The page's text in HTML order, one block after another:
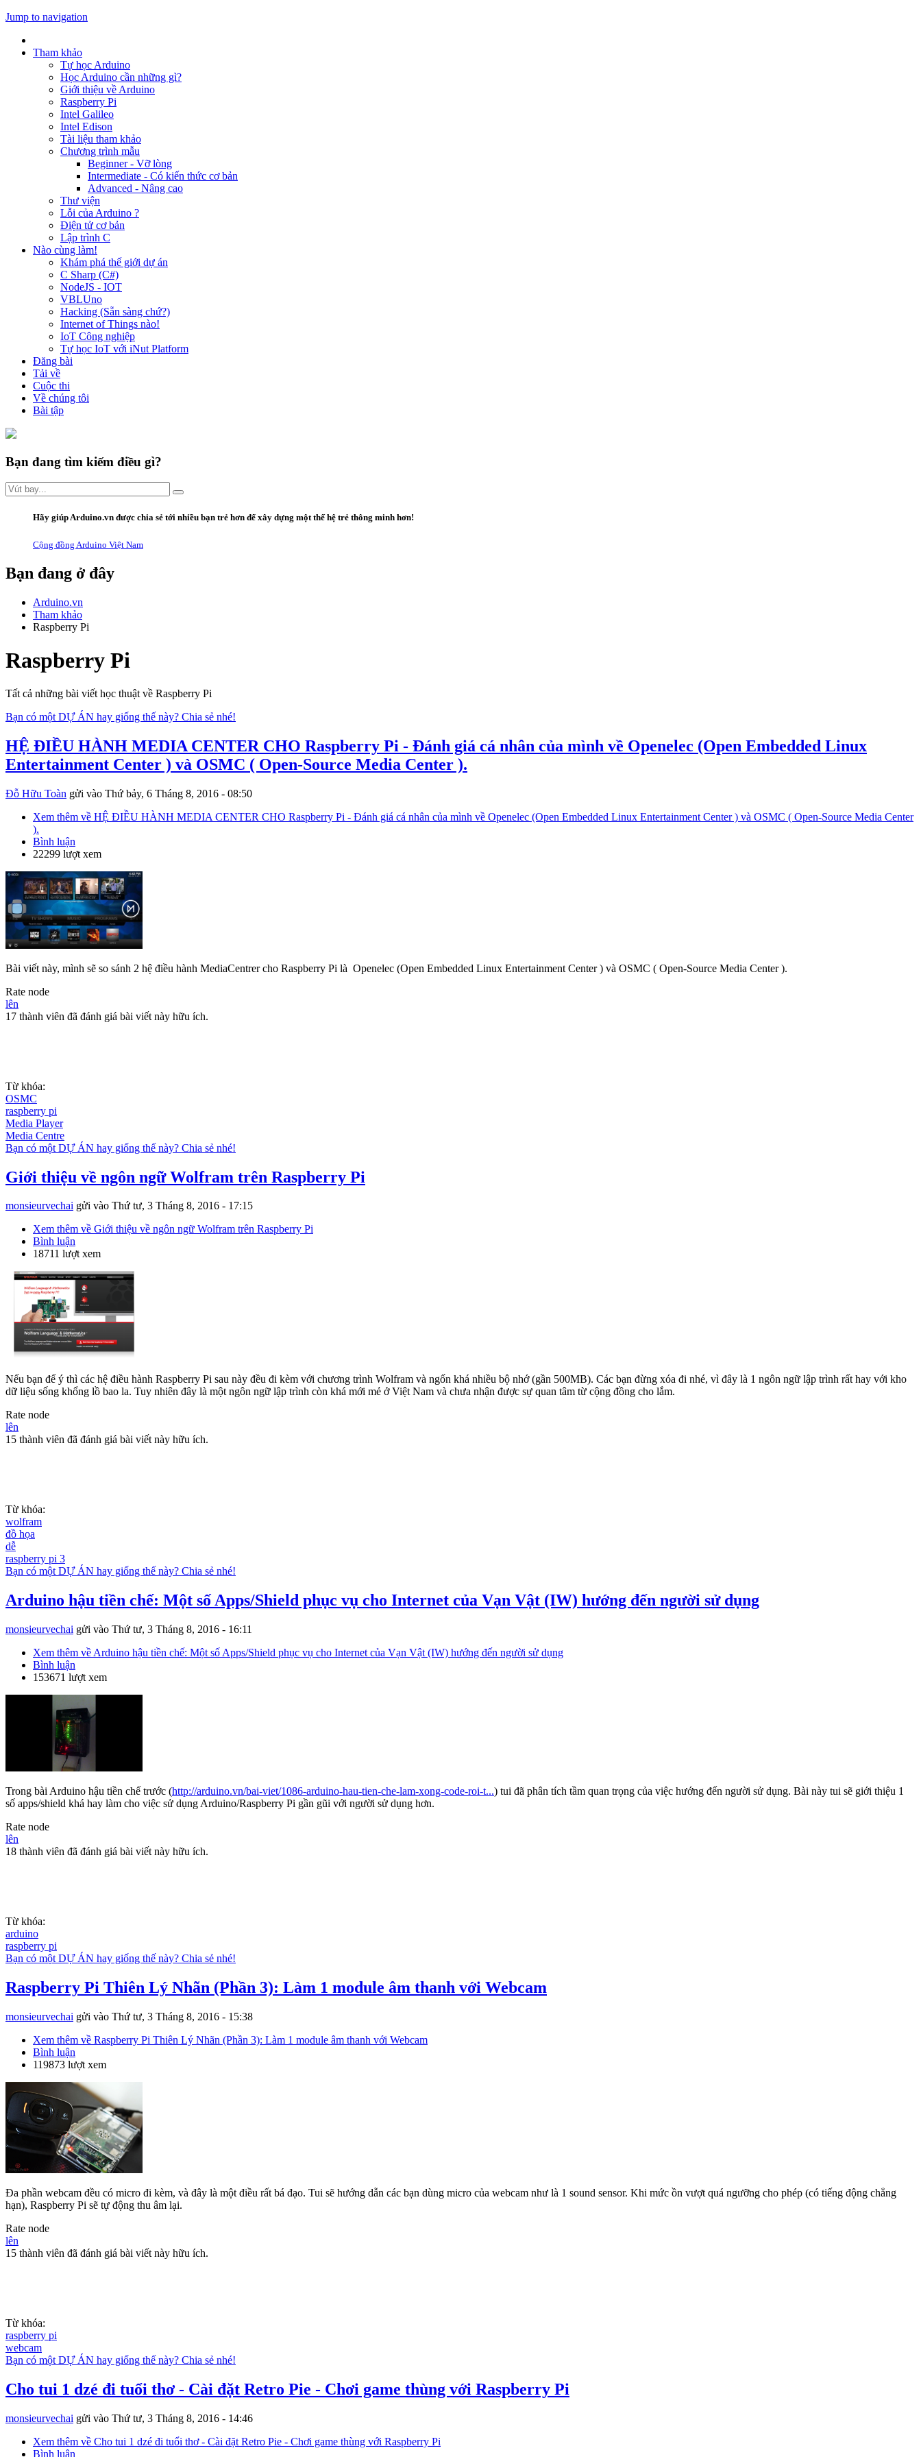
Jump to navigation
Tham khảo
Tự học Arduino
Học Arduino cần những gì?
Giới thiệu về Arduino
Raspberry Pi
Intel Galileo
Intel Edison
Tài liệu tham khảo
Chương trình mẫu
Beginner - Vỡ lòng
Intermediate - Có kiến thức cơ bản
Advanced - Nâng cao
Thư viện
Lỗi của Arduino ?
Điện tử cơ bản
Lập trình C
Nào cùng làm!
Khám phá thế giới dự án
C Sharp (C#)
NodeJS - IOT
VBLUno
Hacking (Sẵn sàng chứ?)
Internet of Things nào!
IoT Công nghiệp
Tự học IoT với iNut Platform
Đăng bài
Tải về
Cuộc thi
Về chúng tôi
Bài tập
Bạn đang tìm kiếm điều gì?
Hãy giúp Arduino.vn được chia sẻ tới nhiều bạn trẻ hơn để xây dựng một thế hệ trẻ thông minh hơn!
Cộng đồng Arduino Việt Nam
Bạn đang ở đây
Arduino.vn
Tham khảo
Raspberry Pi
Raspberry Pi
Tất cả những bài viết học thuật về Raspberry Pi
Bạn có một DỰ ÁN hay giống thế này? Chia sẻ nhé!
HỆ ĐIỀU HÀNH MEDIA CENTER CHO Raspberry Pi - Đánh giá cá nhân của mình về Openelec (Open Embedded Linux
Entertainment Center ) và OSMC ( Open-Source Media Center ).
Đỗ Hữu Toàn gửi vào Thứ bảy, 6 Tháng 8, 2016 - 08:50
Xem thêm về HỆ ĐIỀU HÀNH MEDIA CENTER CHO Raspberry Pi - Đánh giá cá nhân của mình về Openelec (Open Embedded Linux Entertainment Center ) và OSMC ( Open-Source Media Center
).
Bình luận
22299 lượt xem
Bài viết này, mình sẽ so sánh 2 hệ điều hành MediaCentrer cho Raspberry Pi là Openelec (Open Embedded Linux Entertainment Center ) và OSMC ( Open-Source Media Center ).
Rate node
lên
17 thành viên đã đánh giá bài viết này hữu ích.
Từ khóa:
OSMC
raspberry pi
Media Player
Media Centre
Bạn có một DỰ ÁN hay giống thế này? Chia sẻ nhé!
Giới thiệu về ngôn ngữ Wolfram trên Raspberry Pi
monsieurvechai gửi vào Thứ tư, 3 Tháng 8, 2016 - 17:15
Xem thêm về Giới thiệu về ngôn ngữ Wolfram trên Raspberry Pi
Bình luận
18711 lượt xem
Nếu bạn để ý thì các hệ điều hành Raspberry Pi sau này đều đi kèm với chương trình Wolfram và ngốn khá nhiều bộ nhớ (gần 500MB). Các bạn đừng xóa đi nhé, vì đây là 1 ngôn ngữ lập trình rất hay với kho
dữ liệu sống khổng lồ bao la. Tuy nhiên đây là một ngôn ngữ lập trình còn khá mới mẻ ở Việt Nam và chưa nhận được sự quan tâm từ cộng đồng cho lắm.
Rate node
lên
15 thành viên đã đánh giá bài viết này hữu ích.
Từ khóa:
wolfram
đồ họa
dễ
raspberry pi 3
Bạn có một DỰ ÁN hay giống thế này? Chia sẻ nhé!
Arduino hậu tiền chế: Một số Apps/Shield phục vụ cho Internet của Vạn Vật (IW) hướng đến người sử dụng
monsieurvechai gửi vào Thứ tư, 3 Tháng 8, 2016 - 16:11
Xem thêm về Arduino hậu tiền chế: Một số Apps/Shield phục vụ cho Internet của Vạn Vật (IW) hướng đến người sử dụng
Bình luận
153671 lượt xem
Trong bài Arduino hậu tiền chế trước (http://arduino.vn/bai-viet/1086-arduino-hau-tien-che-lam-xong-code-roi-t...) tui đã phân tích tầm quan trọng của việc hướng đến người sử dụng. Bài này tui sẽ giới thiệu 1
số apps/shield khá hay làm cho việc sử dụng Arduino/Raspberry Pi gần gũi với người sử dụng hơn.
Rate node
lên
18 thành viên đã đánh giá bài viết này hữu ích.
Từ khóa:
arduino
raspberry pi
Bạn có một DỰ ÁN hay giống thế này? Chia sẻ nhé!
Raspberry Pi Thiên Lý Nhãn (Phần 3): Làm 1 module âm thanh với Webcam
monsieurvechai gửi vào Thứ tư, 3 Tháng 8, 2016 - 15:38
Xem thêm về Raspberry Pi Thiên Lý Nhãn (Phần 3): Làm 1 module âm thanh với Webcam
Bình luận
119873 lượt xem
Đa phần webcam đều có micro đi kèm, và đây là một điều rất bá đạo. Tui sẽ hướng dẫn các bạn dùng micro của webcam như là 1 sound sensor. Khi mức ồn vượt quá ngưỡng cho phép (có tiếng động chẳng
hạn), Raspberry Pi sẽ tự động thu âm lại.
Rate node
lên
15 thành viên đã đánh giá bài viết này hữu ích.
Từ khóa:
raspberry pi
webcam
Bạn có một DỰ ÁN hay giống thế này? Chia sẻ nhé!
Cho tui 1 dzé đi tuổi thơ - Cài đặt Retro Pie - Chơi game thùng với Raspberry Pi
monsieurvechai gửi vào Thứ tư, 3 Tháng 8, 2016 - 14:46
Xem thêm về Cho tui 1 dzé đi tuổi thơ - Cài đặt Retro Pie - Chơi game thùng với Raspberry Pi
Bình luận